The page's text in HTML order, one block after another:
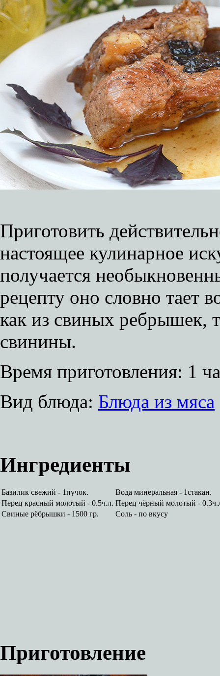
Приготовить
настоящее кулинарное
получается
рецепту оно словно тает
как из свиных ребрышек,
свинины.
Время приготовления: 1
Вид блюда: Блюда из мяса
Ингредиенты
Базилик свежий - 1пучок.
Вода минеральная - 1стакан.
Перец красный молотый - 0.5ч.л. Перец чёрный молотый -
Свиные рёбрышки - 1500 гр.
Соль - по вкусу
Приготовление